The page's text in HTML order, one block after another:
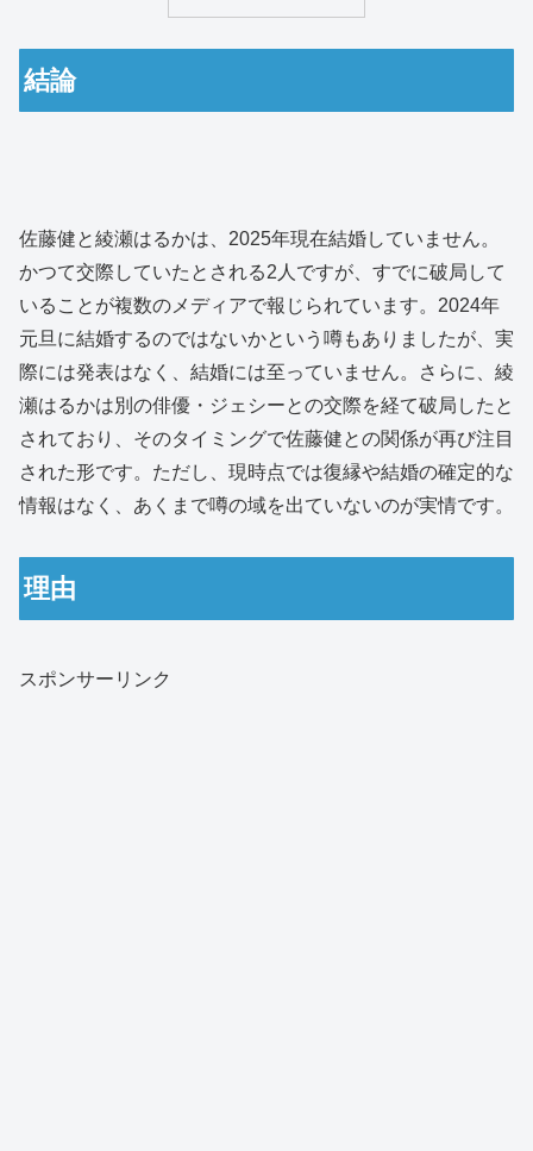
結論
佐藤健と綾瀬はるかは、2025年現在結婚していません。
かつて交際していたとされる2人ですが、すでに破局して
いることが複数のメディアで報じられています。2024年
元旦に結婚するのではないかという噂もありましたが、実
際には発表はなく、結婚には至っていません。さらに、綾
瀬はるかは別の俳優・ジェシーとの交際を経て破局したと
されており、そのタイミングで佐藤健との関係が再び注目
された形です。ただし、現時点では復縁や結婚の確定的な
情報はなく、あくまで噂の域を出ていないのが実情です。
理由
スポンサーリンク